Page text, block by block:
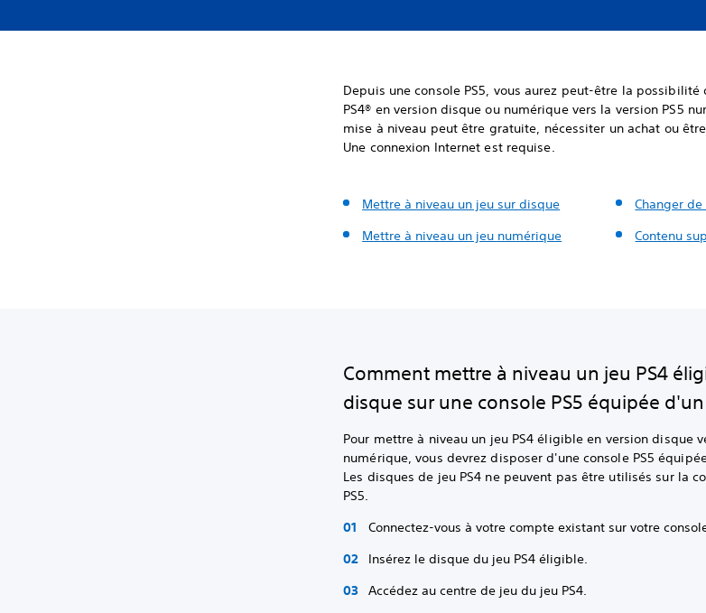
Depuis une console PS5, vous aurez peut-être la
PS4® en version disque ou numérique vers la version PS5
mise à niveau peut être gratuite, nécessiter un achat ou
Une connexion Internet est requise.
Mettre à niveau un jeu sur disque
Mettre à niveau un jeu numérique
Changer
Contenu
Comment mettre à niveau un jeu PS4
disque sur une console PS5 équipée
Pour mettre à niveau un jeu PS4 éligible en version disque
numérique, vous devrez disposer d'une console PS5
Les disques de jeu PS4 ne peuvent pas être utilisés sur la
PS5.
Connectez-vous à votre compte existant sur votre
Insérez le disque du jeu PS4 éligible.
Accédez au centre de jeu du jeu PS4.